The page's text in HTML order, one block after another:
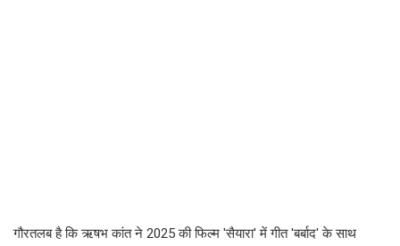
गौरतलब है कि ऋषभ कांत ने 2025 की फिल्म 'सैयारा' में गीत 'बर्बाद' के साथ